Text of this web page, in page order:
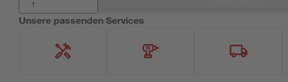
Unsere passenden Services